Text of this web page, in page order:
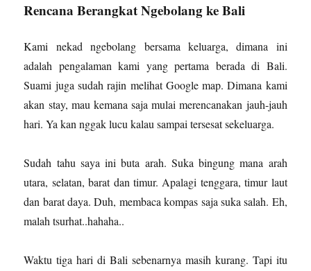
Rencana Berangkat Ngebolang ke Bali
Kami nekad ngebolang bersama keluarga, dimana ini
adalah pengalaman kami yang pertama berada di Bali.
Suami juga sudah rajin melihat Google map. Dimana kami
akan stay, mau kemana saja mulai merencanakan jauh-jauh
hari. Ya kan nggak lucu kalau sampai tersesat sekeluarga.
Sudah tahu saya ini buta arah. Suka bingung mana arah
utara, selatan, barat dan timur. Apalagi tenggara, timur laut
dan barat daya. Duh, membaca kompas saja suka salah. Eh,
malah tsurhat..hahaha..
Waktu tiga hari di Bali sebenarnya masih kurang. Tapi itu